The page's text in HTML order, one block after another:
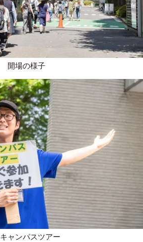
開場の様子
キャンパスツアー